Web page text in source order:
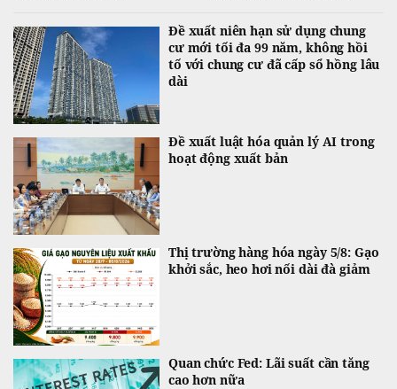
Đề xuất niên hạn sử dụng chung
cư mới tối đa 99 năm, không hồi
tố với chung cư đã cấp sổ hồng lâu
dài
Đề xuất luật hóa quản lý AI trong
hoạt động xuất bản
Thị trường hàng hóa ngày 5/8: Gạo
khởi sắc, heo hơi nối dài đà giảm
Quan chức Fed: Lãi suất cần tăng
cao hơn nữa